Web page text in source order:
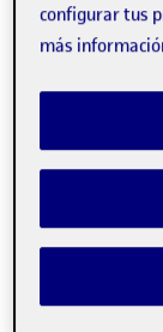
dificultan el
concretan en
El
Catalunya es
conformidad
configurar tus
más